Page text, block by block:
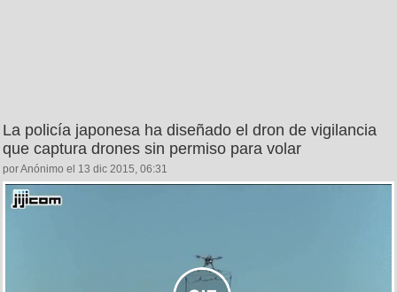
La policía japonesa ha diseñado el dron de vigilancia
que captura drones sin permiso para volar
por Anónimo el 13 dic 2015, 06:31